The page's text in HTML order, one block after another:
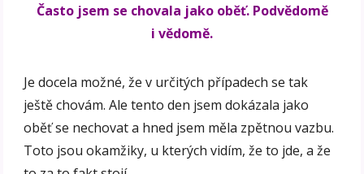
Často jsem se chovala jako oběť. Podvědomě
i vědomě.
Je docela možné, že v určitých případech se tak
ještě chovám. Ale tento den jsem dokázala jako
oběť se nechovat a hned jsem měla zpětnou vazbu.
Toto jsou okamžiky, u kterých vidím, že to jde, a že